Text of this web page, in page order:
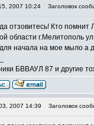
2007 10:24 Заголовок
отзовитесь! Кто
области г.Мелитополь
для начала на мое мыло а
БВВАУЛ 87 и другие
2007 14:39 Заголовок